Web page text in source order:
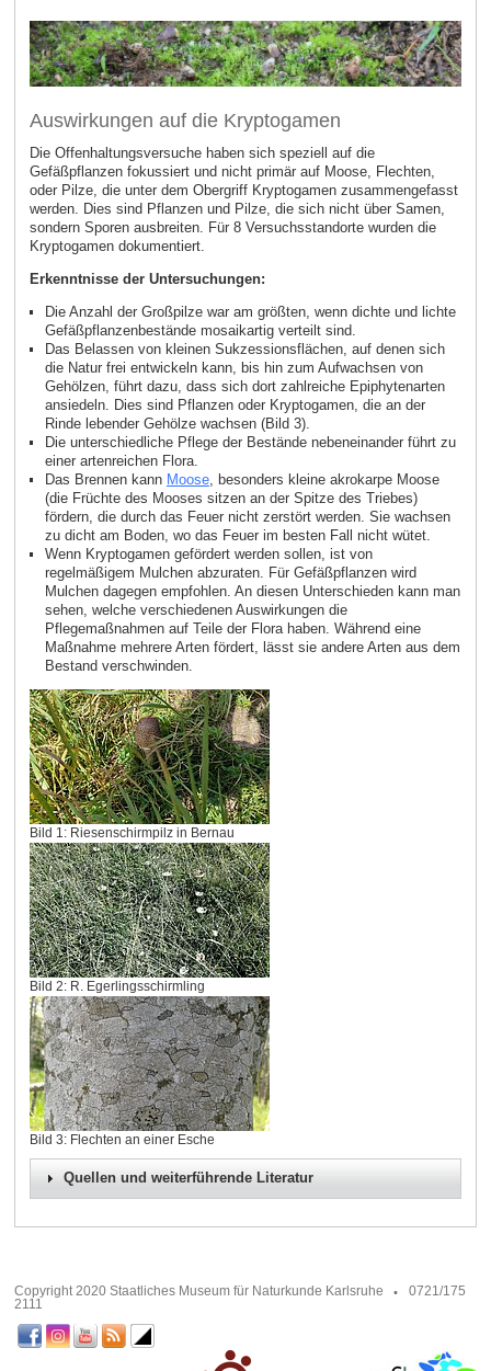
Auswirkungen auf die Kryptogamen
Die Offenhaltungsversuche haben sich speziell auf die
Gefäßpflanzen fokussiert und nicht primär auf Moose, Flechten,
oder Pilze, die unter dem Obergriff Kryptogamen zusammengefasst
werden. Dies sind Pflanzen und Pilze, die sich nicht über Samen,
sondern Sporen ausbreiten. Für 8 Versuchsstandorte wurden die
Kryptogamen dokumentiert.
Erkenntnisse der Untersuchungen:
Die Anzahl der Großpilze war am größten, wenn dichte und lichte
Gefäßpflanzenbestände mosaikartig verteilt sind.
Das Belassen von kleinen Sukzessionsflächen, auf denen sich
die Natur frei entwickeln kann, bis hin zum Aufwachsen von
Gehölzen, führt dazu, dass sich dort zahlreiche Epiphytenarten
ansiedeln. Dies sind Pflanzen oder Kryptogamen, die an der
Rinde lebender Gehölze wachsen (Bild 3).
Die unterschiedliche Pflege der Bestände nebeneinander führt zu
einer artenreichen Flora.
Das Brennen kann Moose, besonders kleine akrokarpe Moose
(die Früchte des Mooses sitzen an der Spitze des Triebes)
fördern, die durch das Feuer nicht zerstört werden. Sie wachsen
zu dicht am Boden, wo das Feuer im besten Fall nicht wütet.
Wenn Kryptogamen gefördert werden sollen, ist von
regelmäßigem Mulchen abzuraten. Für Gefäßpflanzen wird
Mulchen dagegen empfohlen. An diesen Unterschieden kann man
sehen, welche verschiedenen Auswirkungen die
Pflegemaßnahmen auf Teile der Flora haben. Während eine
Maßnahme mehrere Arten fördert, lässt sie andere Arten aus dem
Bestand verschwinden.
Bild 1: Riesenschirmpilz in Bernau
Bild 2: R. Egerlingsschirmling
Bild 3: Flechten an einer Esche
Quellen und weiterführende Literatur
Copyright 2020 Staatliches Museum für Naturkunde Karlsruhe
0721/175
2111